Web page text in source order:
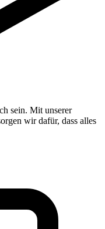
sein. Mit unserer
wir dafür, dass alles